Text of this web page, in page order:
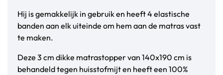
Hij is gemakkelijk in gebruik en heeft 4 elastische
banden aan elk uiteinde om hem aan de matras vast
te maken.
Deze 3 cm dikke matrastopper van 140x190 cm is
behandeld tegen huisstofmijt en heeft een 100%